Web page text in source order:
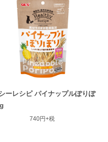
ーレシピ パイナップルぽりぽ
740円+税